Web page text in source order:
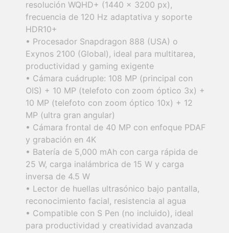
resolución WQHD+ (1440 x 3200 px),
frecuencia de 120 Hz adaptativa y soporte
HDR10+
• Procesador Snapdragon 888 (USA) o
Exynos 2100 (Global), ideal para multitarea,
productividad y gaming exigente
• Cámara cuádruple: 108 MP (principal con
OIS) + 10 MP (telefoto con zoom óptico 3x) +
10 MP (telefoto con zoom óptico 10x) + 12
MP (ultra gran angular)
• Cámara frontal de 40 MP con enfoque PDAF
y grabación en 4K
• Batería de 5,000 mAh con carga rápida de
25 W, carga inalámbrica de 15 W y carga
inversa de 4.5 W
• Lector de huellas ultrasónico bajo pantalla,
reconocimiento facial, resistencia al agua
• Compatible con S Pen (no incluido), ideal
para productividad y creatividad avanzada